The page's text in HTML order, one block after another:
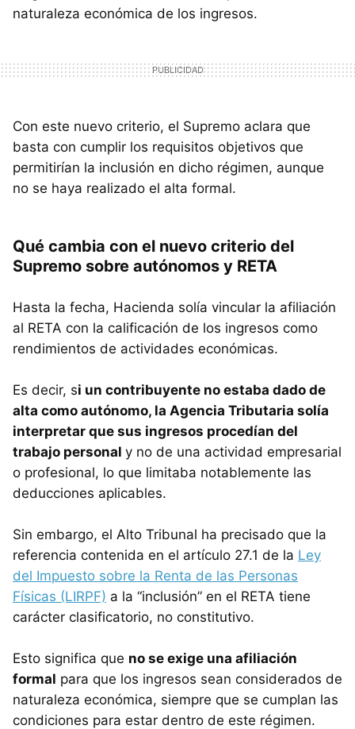
naturaleza económica de los ingresos.
Con este nuevo criterio, el Supremo aclara que
basta con cumplir los requisitos objetivos que
permitirían la inclusión en dicho régimen, aunque
no se haya realizado el alta formal.
Qué cambia con el nuevo criterio del
Supremo sobre autónomos y RETA
Hasta la fecha, Hacienda solía vincular la afiliación
al RETA con la calificación de los ingresos como
rendimientos de actividades económicas.
Es decir, si un contribuyente no estaba dado de
alta como autónomo, la Agencia Tributaria solía
interpretar que sus ingresos procedían del
trabajo personal y no de una actividad empresarial
o profesional, lo que limitaba notablemente las
deducciones aplicables.
Sin embargo, el Alto Tribunal ha precisado que la
referencia contenida en el artículo 27.1 de la Ley
del Impuesto sobre la Renta de las Personas
Físicas (LIRPF) a la “inclusión” en el RETA tiene
carácter clasificatorio, no constitutivo.
Esto significa que no se exige una afiliación
formal para que los ingresos sean considerados de
naturaleza económica, siempre que se cumplan las
condiciones para estar dentro de este régimen.